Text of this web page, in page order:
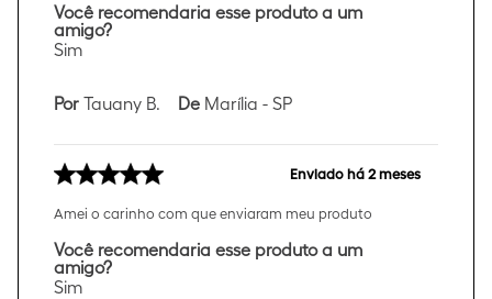
Você recomendaria esse produto a um
amigo?
Sim
Por Tauany B. De Marília - SP
Enviado há 2 meses
Amei o carinho com que enviaram meu produto
Você recomendaria esse produto a um
amigo?
Sim